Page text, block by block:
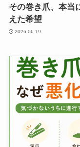
その巻き爪、本当
えた希望
2026-06-19